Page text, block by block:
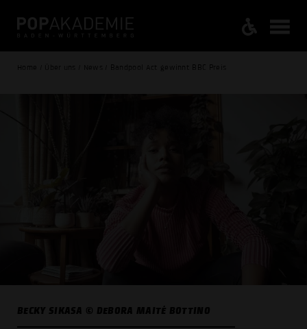
Home / Über uns / News / Bandpool Act gewinnt BBC Preis
BECKY SIKASA © DEBORA MAITÉ BOTTINO